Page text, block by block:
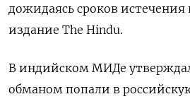
дожидаясь сроков истечения
издание The Hindu.
В индийском МИДе
обманом попали в